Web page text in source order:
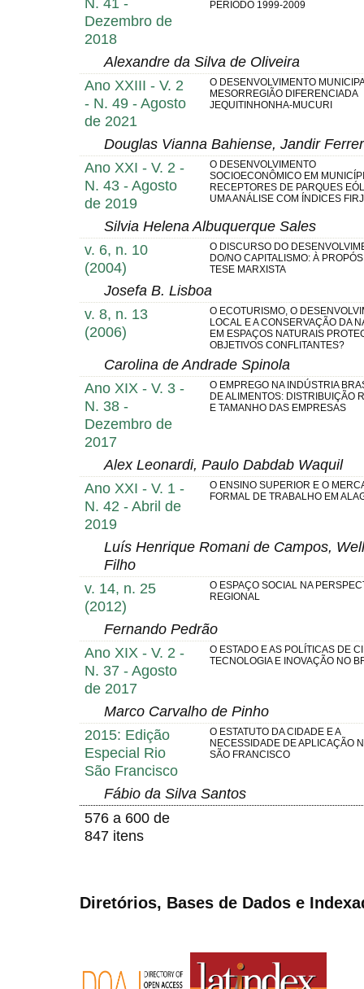
Dezembro de
2018
PERÍODO 1999-2009
Alexandre da Silva de Oliveira
Ano XXIII - V. 2
- N. 49 - Agosto
de 2021
O DESENVOLVIMENTO
MESORREGIÃO DIFERENCIADA
JEQUITINHONHA-MUCURI
Douglas Vianna Bahiense, Jandir
Ano XXI - V. 2 -
N. 43 - Agosto
de 2019
O DESENVOLVIMENTO
SOCIOECONÔMICO EM
RECEPTORES DE PARQUES
UMA ANÁLISE COM ÍNDICES
Silvia Helena Albuquerque Sales
v. 6, n. 10
(2004)
O DISCURSO DO
DO/NO CAPITALISMO: À
TESE MARXISTA
Josefa B. Lisboa
v. 8, n. 13
(2006)
O ECOTURISMO, O
LOCAL E A CONSERVAÇÃO DA
EM ESPAÇOS NATURAIS
OBJETIVOS CONFLITANTES?
Carolina de Andrade Spinola
Ano XIX - V. 3 -
N. 38 -
Dezembro de
2017
O EMPREGO NA INDÚSTRIA
DE ALIMENTOS: DISTRIBUIÇÃO
E TAMANHO DAS EMPRESAS
Alex Leonardi, Paulo Dabdab Waquil
Ano XXI - V. 1 -
N. 42 - Abril de
2019
O ENSINO SUPERIOR E O
FORMAL DE TRABALHO EM
Luís Henrique Romani de Campos,
Filho
v. 14, n. 25
(2012)
O ESPAÇO SOCIAL NA
REGIONAL
Fernando Pedrão
Ano XIX - V. 2 -
N. 37 - Agosto
de 2017
O ESTADO E AS POLÍTICAS DE
TECNOLOGIA E INOVAÇÃO NO
Marco Carvalho de Pinho
2015: Edição
Especial Rio
São Francisco
O ESTATUTO DA CIDADE E A
NECESSIDADE DE APLICAÇÃO
SÃO FRANCISCO
Fábio da Silva Santos
576 a 600 de
847 itens
Diretórios, Bases de Dados e